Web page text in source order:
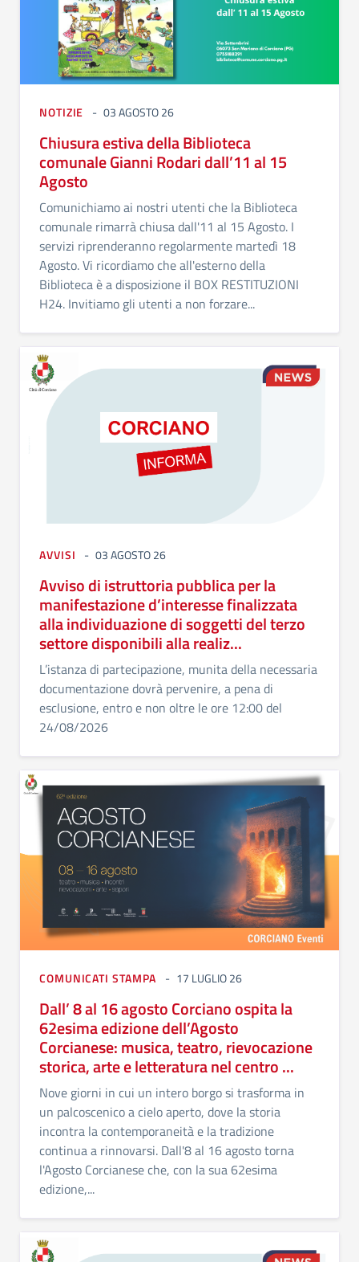
NOTIZIE 03 AGOSTO 26
Chiusura estiva della Biblioteca
comunale Gianni Rodari dall’11 al 15
Agosto
Comunichiamo ai nostri utenti che la Biblioteca
comunale rimarrà chiusa dall'11 al 15 Agosto. I
servizi riprenderanno regolarmente martedì 18
Agosto. Vi ricordiamo che all'esterno della
Biblioteca è a disposizione il BOX RESTITUZIONI
H24. Invitiamo gli utenti a non forzare...
AVVISI 03 AGOSTO 26
Avviso di istruttoria pubblica per la
manifestazione d’interesse finalizzata
alla individuazione di soggetti del terzo
settore disponibili alla realiz...
L’istanza di partecipazione, munita della necessaria
documentazione dovrà pervenire, a pena di
esclusione, entro e non oltre le ore 12:00 del
24/08/2026
COMUNICATI STAMPA 17 LUGLIO 26
Dall’ 8 al 16 agosto Corciano ospita la
62esima edizione dell’Agosto
Corcianese: musica, teatro, rievocazione
storica, arte e letteratura nel centro ...
Nove giorni in cui un intero borgo si trasforma in
un palcoscenico a cielo aperto, dove la storia
incontra la contemporaneità e la tradizione
continua a rinnovarsi. Dall'8 al 16 agosto torna
l'Agosto Corcianese che, con la sua 62esima
edizione,...